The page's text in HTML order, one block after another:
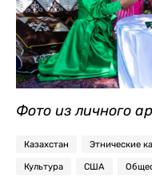
Фото из личного
Казахстан Этнические
Культура США